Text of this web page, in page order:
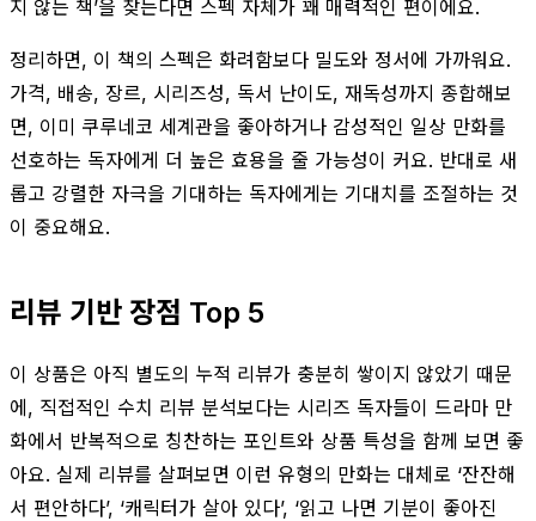
지 않는 책’을 찾는다면 스펙 자체가 꽤 매력적인 편이에요.
정리하면, 이 책의 스펙은 화려함보다 밀도와 정서에 가까워요.
가격, 배송, 장르, 시리즈성, 독서 난이도, 재독성까지 종합해보
면, 이미 쿠루네코 세계관을 좋아하거나 감성적인 일상 만화를
선호하는 독자에게 더 높은 효용을 줄 가능성이 커요. 반대로 새
롭고 강렬한 자극을 기대하는 독자에게는 기대치를 조절하는 것
이 중요해요.
리뷰 기반 장점 Top 5
이 상품은 아직 별도의 누적 리뷰가 충분히 쌓이지 않았기 때문
에, 직접적인 수치 리뷰 분석보다는 시리즈 독자들이 드라마 만
화에서 반복적으로 칭찬하는 포인트와 상품 특성을 함께 보면 좋
아요. 실제 리뷰를 살펴보면 이런 유형의 만화는 대체로 ‘잔잔해
서 편안하다’, ‘캐릭터가 살아 있다’, ‘읽고 나면 기분이 좋아진